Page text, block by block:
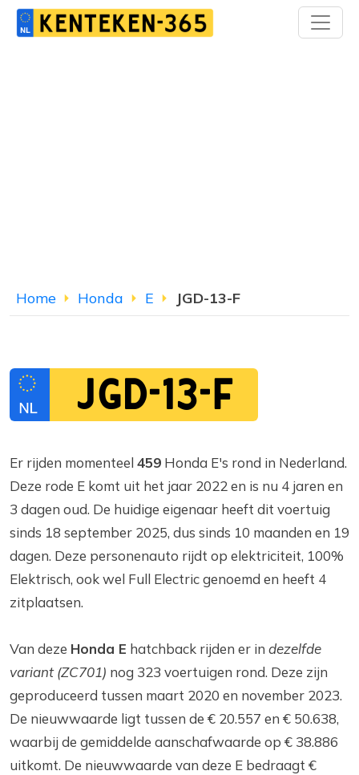
Home Honda E JGD-13-F
JGD-13-F
Er rijden momenteel 459 Honda E's rond in Nederland.
Deze rode E komt uit het jaar 2022 en is nu 4 jaren en
3 dagen oud. De huidige eigenaar heeft dit voertuig
sinds 18 september 2025, dus sinds 10 maanden en 19
dagen. Deze personenauto rijdt op elektriciteit, 100%
Elektrisch, ook wel Full Electric genoemd en heeft 4
zitplaatsen.
Van deze Honda E hatchback rijden er in dezelfde
variant (ZC701) nog 323 voertuigen rond. Deze zijn
geproduceerd tussen maart 2020 en november 2023.
De nieuwwaarde ligt tussen de € 20.557 en € 50.638,
waarbij de gemiddelde aanschafwaarde op € 38.886
uitkomt. De nieuwwaarde van deze E bedraagt €